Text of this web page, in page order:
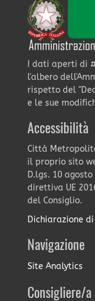
I dati aperti di
l'albero
rispetto del
e le sue
Accessibilità
Città
il proprio sito
D.lgs. 10
direttiva UE
del Consiglio.
Dichiarazione
Navigazione
Site Analytics
Consigliere/